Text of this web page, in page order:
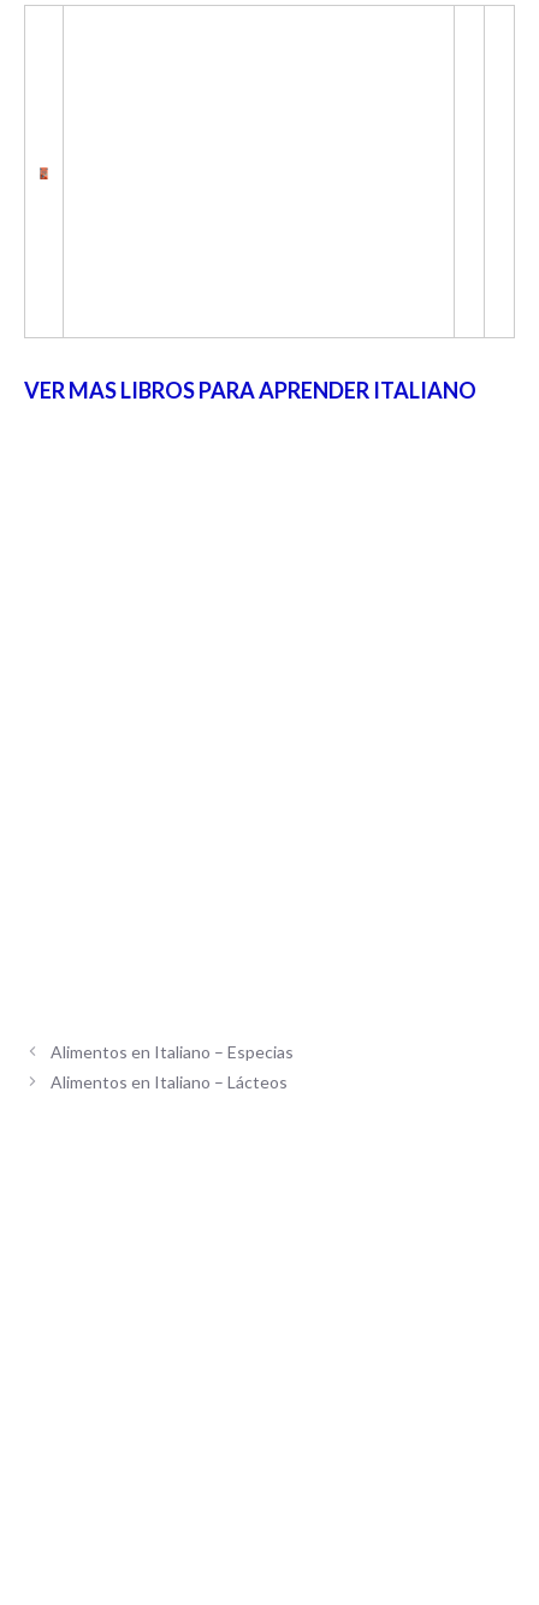
VER MAS LIBROS PARA APRENDER ITALIANO
Alimentos en Italiano – Especias
Alimentos en Italiano – Lácteos